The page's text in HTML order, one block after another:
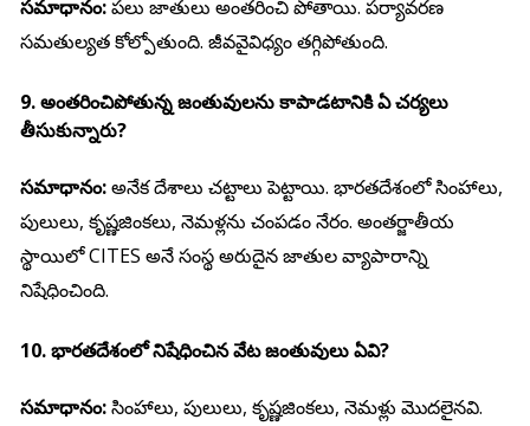
సమాధానం:పలు జాతులు అంతరించి పోతాయి. పర్యావరణ
సమతుల్యత కోల్పోతుంది. జీవవైవిధ్యం తగ్గిపోతుంది.
9. అంతరించిపోతున్న జంతువులను కాపాడటానికి ఏ చర్యలు
తీసుకున్నారు?
సమాధానం:అనేక దేశాలు చట్టాలు పెట్టాయి. భారతదేశంలో సింహాలు,
పులులు, కృష్ణజింకలు, నెమళ్లను చంపడం నేరం. అంతర్జాతీయ
స్థాయిలోCITES అనే సంస్థ అరుదైన జాతుల వ్యాపారాన్ని
నిషేధించింది.
10. భారతదేశంలో నిషేధించిన వేట జంతువులు ఏవి?
సమాధానం:సింహాలు, పులులు, కృష్ణజింకలు, నెమళ్లు మొదలైనవి.